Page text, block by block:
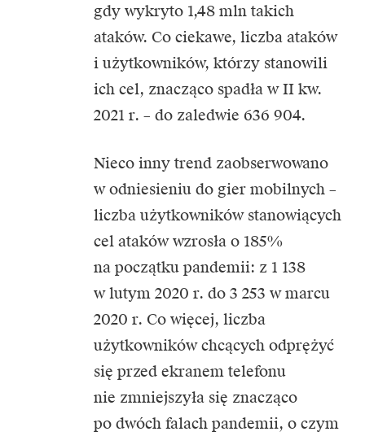
gdy wykryto 1,48 mln takich
ataków. Co ciekawe, liczba ataków
i użytkowników, którzy stanowili
ich cel, znacząco spadła w II kw.
2021 r. – do zaledwie 636 904.
Nieco inny trend zaobserwowano
w odniesieniu do gier mobilnych –
liczba użytkowników stanowiących
cel ataków wzrosła o 185%
na początku pandemii: z 1 138
w lutym 2020 r. do 3 253 w marcu
2020 r. Co więcej, liczba
użytkowników chcących odprężyć
się przed ekranem telefonu
nie zmniejszyła się znacząco
po dwóch falach pandemii, o czym